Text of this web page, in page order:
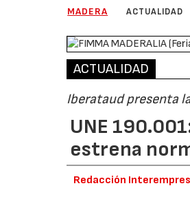
MADERA ACTUALIDAD
ACTUALIDAD
Iberataud presenta
UNE
estrena
Redacción